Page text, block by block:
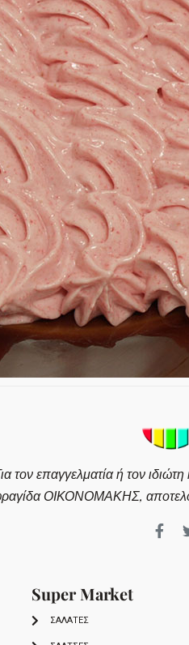
τον επαγγελματία ή τον
ΟΙΚΟΝΟΜΑΚΗΣ,
Super Market
ΣΑΛΑΤΕΣ